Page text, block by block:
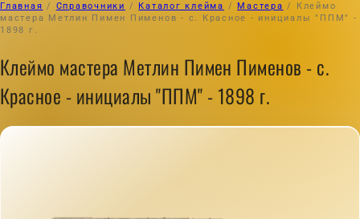
Главная / Справочники / Каталог клейма / Мастера /
Клеймо
мастера Метлин Пимен Пименов - с. Красное - инициалы "ППМ" -
1898 г.
Клеймо мастера Метлин Пимен Пименов - с.
Красное - инициалы "ППМ" - 1898 г.